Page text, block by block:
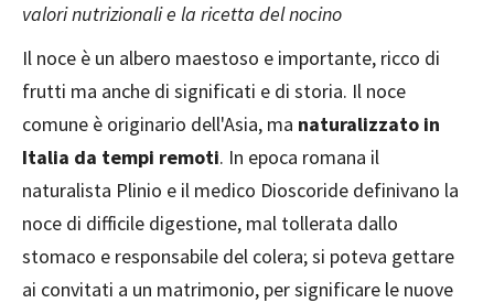
valori nutrizionali e la ricetta del nocino
Il noce è un albero maestoso e importante, ricco di
frutti ma anche di significati e di storia. Il noce
comune è originario dell'Asia, ma naturalizzato in
Italia da tempi remoti. In epoca romana il
naturalista Plinio e il medico Dioscoride definivano la
noce di difficile digestione, mal tollerata dallo
stomaco e responsabile del colera; si poteva gettare
ai convitati a un matrimonio, per significare le nuove